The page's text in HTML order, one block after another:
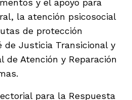
y el apoyo para
la atención psicosocial
de protección
de Justicia Transicional y
de Atención y Reparación
para la Respuesta